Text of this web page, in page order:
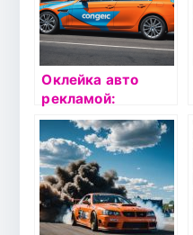
Оклейка авто
рекламой:
продвижение на
колесах